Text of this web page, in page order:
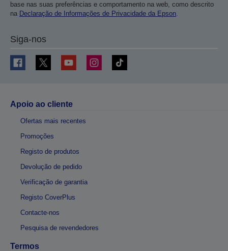
base nas suas preferências e comportamento na web, como descrito
na Declaração de Informações de Privacidade da Epson.
Siga-nos
Apoio ao cliente
Ofertas mais recentes
Promoções
Registo de produtos
Devolução de pedido
Verificação de garantia
Registo CoverPlus
Contacte-nos
Pesquisa de revendedores
Termos